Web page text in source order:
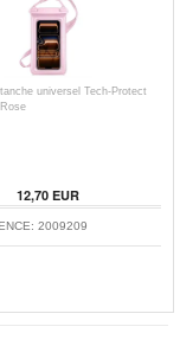
universel Tech-Protect
12,70EUR
2009209